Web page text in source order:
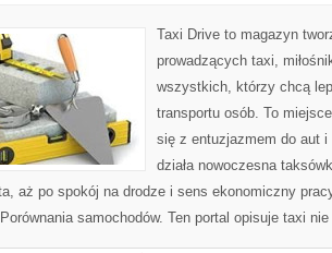
Taxi Drive to magazyn
prowadzących taxi,
wszystkich, którzy chcą
transportu osób. To
się z entuzjazmem do aut
działa nowoczesna
aż po spokój na drodze i sens ekonomiczny
samochodów. Ten portal opisuje taxi